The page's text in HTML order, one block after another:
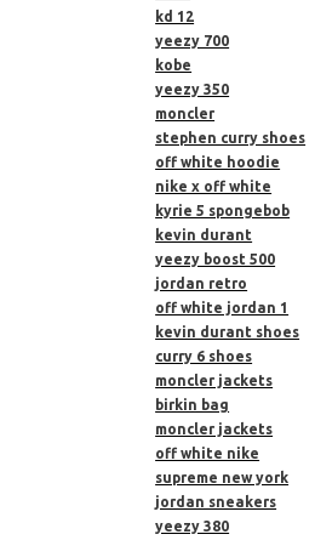
kd 12
yeezy 700
kobe
yeezy 350
moncler
stephen curry shoes
off white hoodie
nike x off white
kyrie 5 spongebob
kevin durant
yeezy boost 500
jordan retro
off white jordan 1
kevin durant shoes
curry 6 shoes
moncler jackets
birkin bag
moncler jackets
off white nike
supreme new york
jordan sneakers
yeezy 380